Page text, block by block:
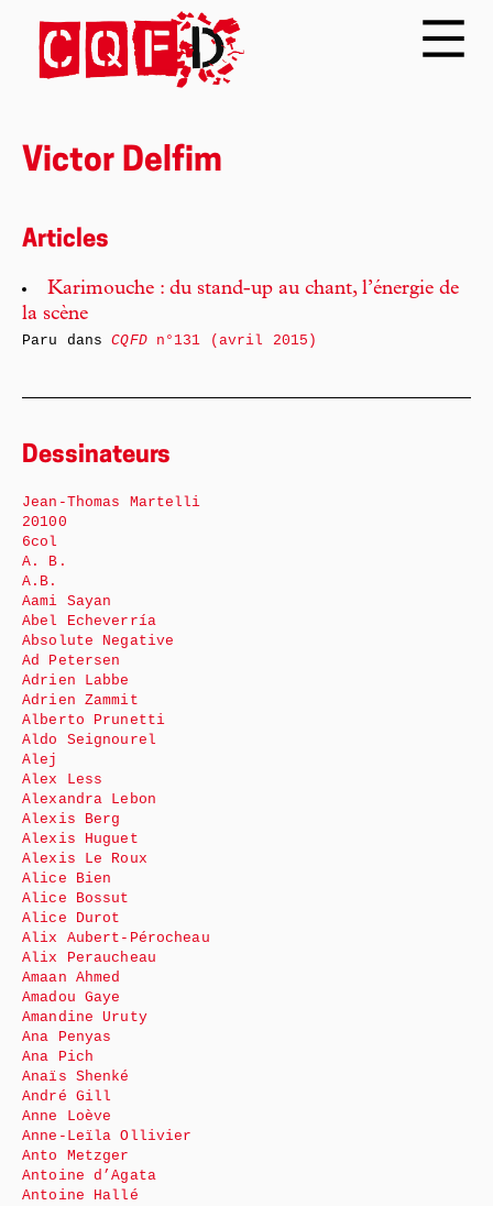
Victor Delfim
Articles
Karimouche : du stand-up au chant, l’énergie de
la scène
Paru dansCQFDn°131 (avril 2015)
Dessinateurs
Jean-Thomas Martelli
20100
6col
A. B.
A.B.
Aami Sayan
Abel Echeverría
Absolute Negative
Ad Petersen
Adrien Labbe
Adrien Zammit
Alberto Prunetti
Aldo Seignourel
Alej
Alex Less
Alexandra Lebon
Alexis Berg
Alexis Huguet
Alexis Le Roux
Alice Bien
Alice Bossut
Alice Durot
Alix Aubert-Pérocheau
Alix Peraucheau
Amaan Ahmed
Amadou Gaye
Amandine Uruty
Ana Penyas
Ana Pich
Anaïs Shenké
André Gill
Anne Loève
Anne-Leïla Ollivier
Anto Metzger
Antoine d’Agata
Antoine Hallé